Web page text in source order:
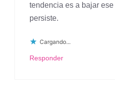
tendencia es a bajar
persiste.
Cargando...
Responder